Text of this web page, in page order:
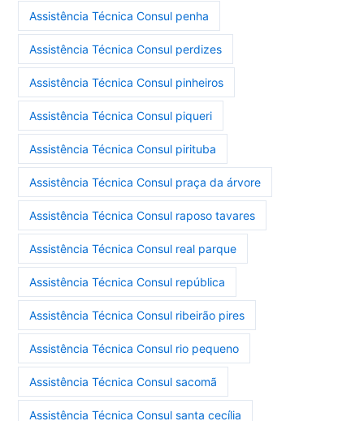
Assistência Técnica Consul penha
Assistência Técnica Consul perdizes
Assistência Técnica Consul pinheiros
Assistência Técnica Consul piqueri
Assistência Técnica Consul pirituba
Assistência Técnica Consul praça da árvore
Assistência Técnica Consul raposo tavares
Assistência Técnica Consul real parque
Assistência Técnica Consul república
Assistência Técnica Consul ribeirão pires
Assistência Técnica Consul rio pequeno
Assistência Técnica Consul sacomã
Assistência Técnica Consul santa cecília